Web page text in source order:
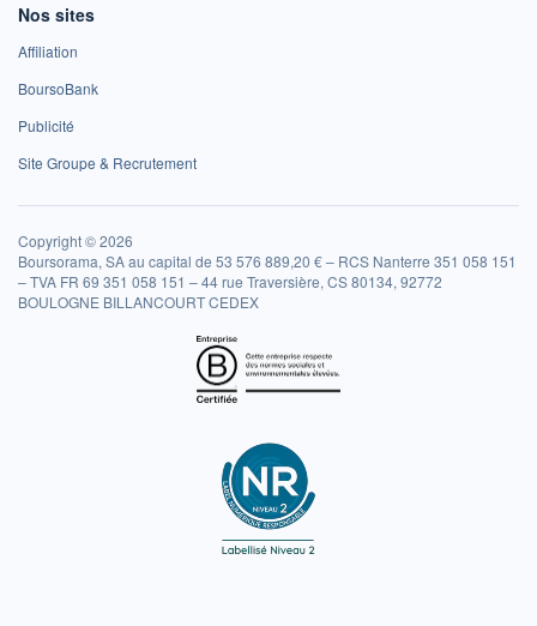
Nos sites
Affiliation
BoursoBank
Publicité
Site Groupe & Recrutement
Copyright © 2026
Boursorama, SA au capital de 53 576 889,20 € – RCS Nanterre 351 058 151
– TVA FR 69 351 058 151 – 44 rue Traversière, CS 80134, 92772
BOULOGNE BILLANCOURT CEDEX